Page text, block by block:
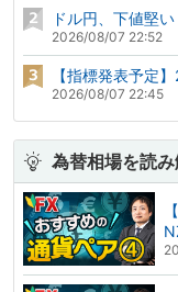
ドル円、下値堅
2026/08/07 22:52
【指標発表予定
2026/08/07 22:45
為替相場を読